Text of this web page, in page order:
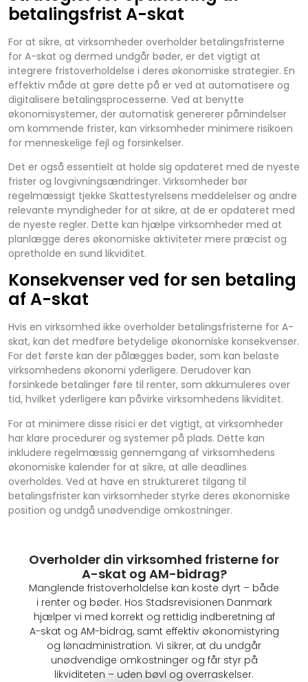
betalingsfrist A-skat
For at sikre, at virksomheder overholder betalingsfristerne
for A-skat og dermed undgår bøder, er det vigtigt at
integrere fristoverholdelse i deres økonomiske strategier. En
effektiv måde at gøre dette på er ved at automatisere og
digitalisere betalingsprocesserne. Ved at benytte
økonomisystemer, der automatisk genererer påmindelser
om kommende frister, kan virksomheder minimere risikoen
for menneskelige fejl og forsinkelser.
Det er også essentielt at holde sig opdateret med de nyeste
frister og lovgivningsændringer. Virksomheder bør
regelmæssigt tjekke Skattestyrelsens meddelelser og andre
relevante myndigheder for at sikre, at de er opdateret med
de nyeste regler. Dette kan hjælpe virksomheder med at
planlægge deres økonomiske aktiviteter mere præcist og
opretholde en sund likviditet.
Konsekvenser ved for sen betaling
af A-skat
Hvis en virksomhed ikke overholder betalingsfristerne for A-
skat, kan det medføre betydelige økonomiske konsekvenser.
For det første kan der pålægges bøder, som kan belaste
virksomhedens økonomi yderligere. Derudover kan
forsinkede betalinger føre til renter, som akkumuleres over
tid, hvilket yderligere kan påvirke virksomhedens likviditet.
For at minimere disse risici er det vigtigt, at virksomheder
har klare procedurer og systemer på plads. Dette kan
inkludere regelmæssig gennemgang af virksomhedens
økonomiske kalender for at sikre, at alle deadlines
overholdes. Ved at have en struktureret tilgang til
betalingsfrister kan virksomheder styrke deres økonomiske
position og undgå unødvendige omkostninger.
Overholder din virksomhed fristerne for
A-skat og AM-bidrag?
Manglende fristoverholdelse kan koste dyrt – både
i renter og bøder. Hos Stadsrevisionen Danmark
hjælper vi med korrekt og rettidig indberetning af
A-skat og AM-bidrag, samt effektiv økonomistyring
og lønadministration. Vi sikrer, at du undgår
unødvendige omkostninger og får styr på
likviditeten – uden bøvl og overraskelser.